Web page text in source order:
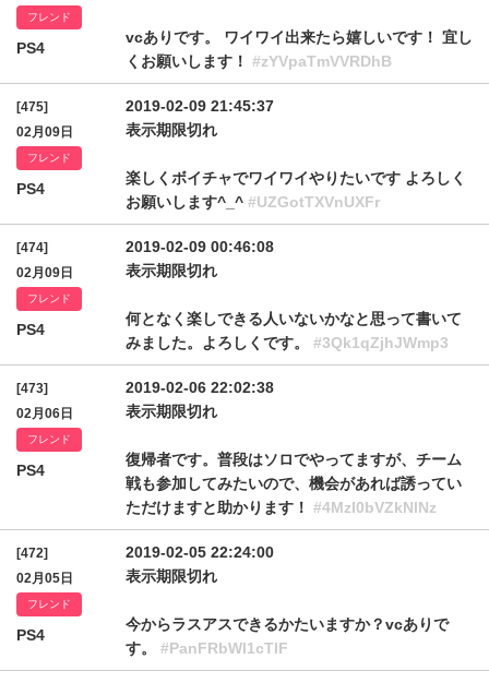
フレンド
PS4
vcありです。 ワイワイ出来たら嬉しいです！ 宜し
くお願いします！ #zYVpaTmVVRDhB
[475]
02月09日
フレンド
PS4
2019-02-09 21:45:37
表示期限切れ
楽しくボイチャでワイワイやりたいです よろしく
お願いします^_^ #UZGotTXVnUXFr
[474]
02月09日
フレンド
PS4
2019-02-09 00:46:08
表示期限切れ
何となく楽しできる人いないかなと思って書いて
みました。よろしくです。 #3Qk1qZjhJWmp3
[473]
02月06日
フレンド
PS4
2019-02-06 22:02:38
表示期限切れ
復帰者です。普段はソロでやってますが、チーム
戦も参加してみたいので、機会があれば誘ってい
ただけますと助かります！ #4MzI0bVZkNlNz
[472]
02月05日
フレンド
PS4
2019-02-05 22:24:00
表示期限切れ
今からラスアスできるかたいますか？vcありで
す。 #PanFRbWl1cTlF